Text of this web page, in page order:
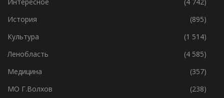
Главное
(8 776)
Интересное
(4 742)
История
(895)
Культура
(1 514)
Ленобласть
(4 585)
Медицина
(357)